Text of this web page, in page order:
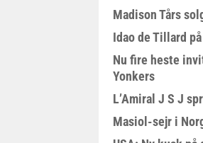
Madison Tårs
Idao de Tillard
Nu fire heste
Yonkers
L’Amiral J S J
Masiol-sejr i